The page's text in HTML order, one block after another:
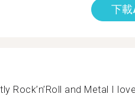
下載
Rock’n’Roll and Metal I